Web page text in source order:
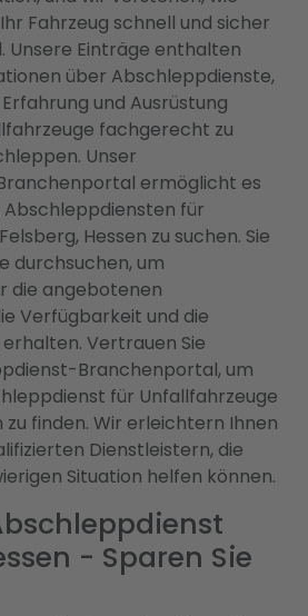
Fahrzeug schnell und sicher
Unsere Einträge enthalten
über Abschleppdienste,
und Ausrüstung
fachgerecht zu
Unser
ermöglicht es
Abschleppdiensten für
Hessen zu suchen. Sie
durchsuchen, um
die angebotenen
Verfügbarkeit und die
Vertrauen Sie
Branchenportal, um
für Unfallfahrzeuge
zu finden. Wir erleichtern Ihnen
Dienstleistern, die
Situation helfen können.
- Sparen Sie